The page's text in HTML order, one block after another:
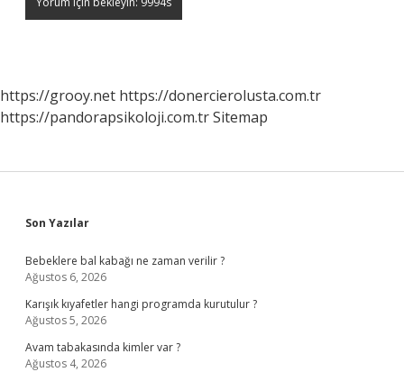
https://grooy.net https://donercierolusta.com.tr
https://pandorapsikoloji.com.trSitemap
Sidebar
Son Yazılar
Bebeklere bal kabağı ne zaman verilir ?
Ağustos 6, 2026
Karışık kıyafetler hangi programda kurutulur ?
Ağustos 5, 2026
Avam tabakasında kimler var ?
Ağustos 4, 2026